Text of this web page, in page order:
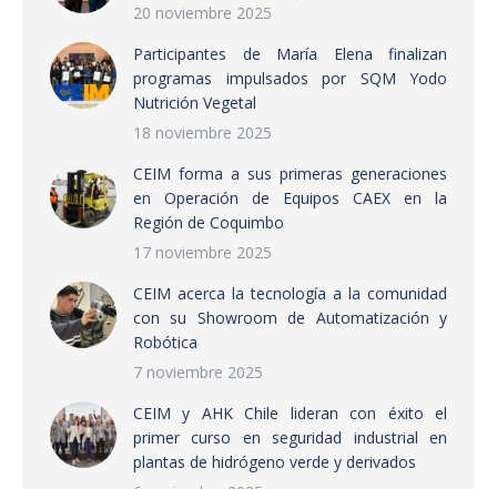
20 noviembre 2025
Participantes de María Elena finalizan
programas impulsados por SQM Yodo
Nutrición Vegetal
18 noviembre 2025
CEIM forma a sus primeras generaciones
en Operación de Equipos CAEX en la
Región de Coquimbo
17 noviembre 2025
CEIM acerca la tecnología a la comunidad
con su Showroom de Automatización y
Robótica
7 noviembre 2025
CEIM y AHK Chile lideran con éxito el
primer curso en seguridad industrial en
plantas de hidrógeno verde y derivados